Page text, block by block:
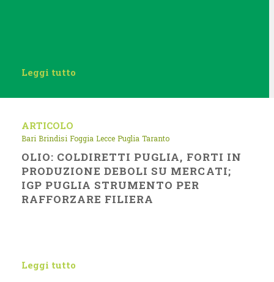
Leggi tutto
ARTICOLO
Bari Brindisi Foggia Lecce Puglia Taranto
OLIO: COLDIRETTI PUGLIA, FORTI IN
PRODUZIONE DEBOLI SU MERCATI;
IGP PUGLIA STRUMENTO PER
RAFFORZARE FILIERA
Leggi tutto